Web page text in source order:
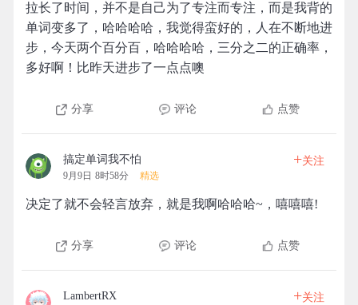
拉长了时间，并不是自己为了专注而专注，而是我背的
单词变多了，哈哈哈哈，我觉得蛮好的，人在不断地进
步，今天两个百分百，哈哈哈哈，三分之二的正确率，
多好啊！比昨天进步了一点点噢
分享 评论 点赞
搞定单词我不怕
9月9日 8时58分 精选
+关注
决定了就不会轻言放弃，就是我啊哈哈哈~，嘻嘻嘻!
分享 评论 点赞
LambertRX +关注